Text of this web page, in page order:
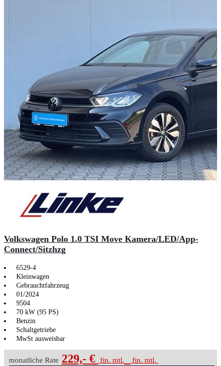
Volkswagen Polo 1.0 TSI Move Kamera/LED/App-
Connect/Sitzhzg
6529-4
Kleinwagen
Gebrauchtfahrzeug
01/2024
9504
70 kW (95 PS)
Benzin
Schaltgetriebe
MwSt ausweisbar
monatliche Rate 229,- € fin. mtl. fin. mtl.